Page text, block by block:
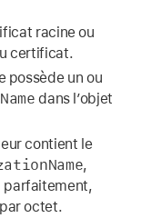
racine ou
certificat.
possède un ou
dans l’objet
contient le
,
parfaitement,
octet.